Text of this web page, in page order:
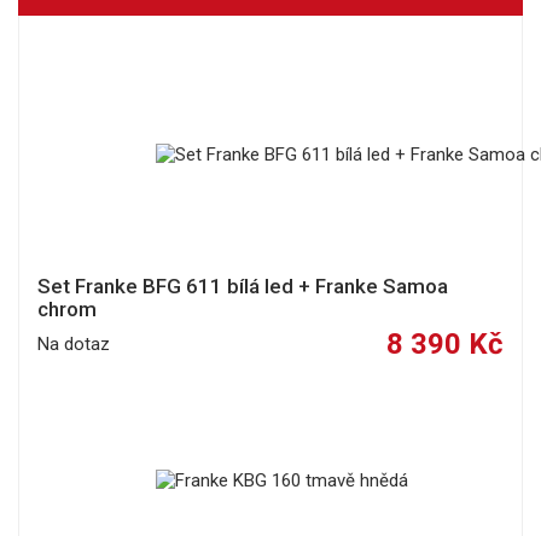
Set Franke BFG 611 bílá led + Franke Samoa
chrom
Na dotaz 8 390 Kč